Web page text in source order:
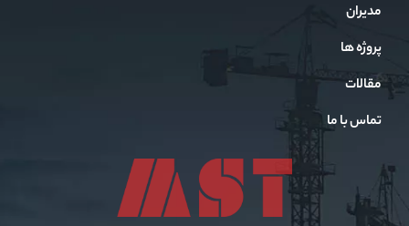
مدیران
پروژه ها
مقالات
تماس با ما